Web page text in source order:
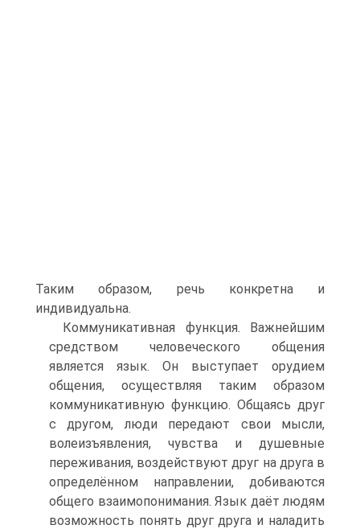
Таким образом, речь конкретна и
индивидуальна.
Коммуникативная функция. Важнейшим
средством человеческого общения
является язык. Он выступает орудием
общения, осуществляя таким образом
коммуникативную функцию. Общаясь друг
с другом, люди передают свои мысли,
волеизъявления, чувства и душевные
переживания, воздействуют друг на друга в
определённом направлении, добиваются
общего взаимопонимания. Язык даёт людям
возможность понять друг друга и наладить